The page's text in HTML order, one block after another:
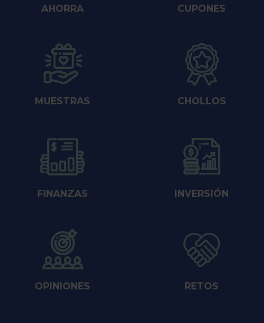
AHORRA CUPONES
MUESTRAS CHOLLOS
FINANZAS INVERSIÓN
OPINIONES RETOS